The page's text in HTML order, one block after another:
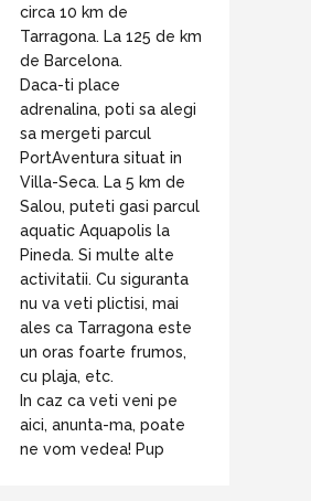
circa 10 km de
Tarragona. La 125 de km
de Barcelona.
Daca-ti place
adrenalina, poti sa alegi
sa mergeti parcul
PortAventura situat in
Villa-Seca. La 5 km de
Salou, puteti gasi parcul
aquatic Aquapolis la
Pineda. Si multe alte
activitatii. Cu siguranta
nu va veti plictisi, mai
ales ca Tarragona este
un oras foarte frumos,
cu plaja, etc.
In caz ca veti veni pe
aici, anunta-ma, poate
ne vom vedea! Pup